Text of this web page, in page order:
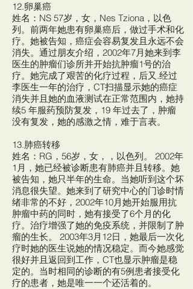
12.卵巢癌
姓名：NS 57岁，女，Nes Tziona，以色
列。前两年她患有卵巢癌后，做过手术和化
疗。她被告知，癌症会容易复发且永远不会
消失。通过朋友介绍，2002年7月她来到李
医生的肿瘤们诊所并开始抗肿瘤1号的治
疗。她完成了艰苦的化疗过程，后又.经过
李医生一年的治疗，CT扫描显示她的癌症
消失并且她的血液测试在正常范围内，她持
续5 年服药预防复发，19 年过去了，肿瘤
没有复发，她的感激之情，难于言表。
13.肺癌转移
姓名：RG，56岁，女，，以色列。 2002年
1月，她已经被诊断患有肺癌并且转移。她
被告知，她只半年的生命。当她听到这个坏
消息很失望。她来到了研究中心的门诊时情
绪非常的不好，2002年10月她开始服用抗
肿瘤中药的同时，她有接受了6个月的化
疗。治疗增强了她的免疫系统，并限制了肿
瘤的生长。 2003年3月12日，她最后一次化
疗时她的医生说她的情况稳定。而今她感觉
很好并且返回到工作，CT也显示肿瘤是稳
定的。当时相同的诊断的有5例患者接受化
疗的患者，她是唯一一个还活着的。